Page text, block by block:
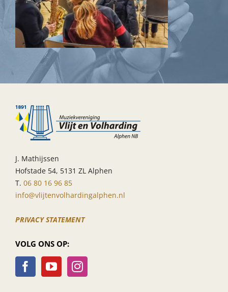
J. Mathijssen
Hofstade 54, 5131 ZL Alphen
T. 06 80 16 96 85
info@vlijtenvolhardingalphen.nl
PRIVACY STATEMENT
VOLG ONS OP: